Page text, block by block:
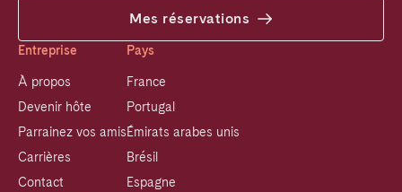
Mes réservations
Entreprise
À propos
Devenir hôte
Parrainez vos amis
Carrières
Contact
Pays
France
Portugal
Émirats arabes unis
Brésil
Espagne